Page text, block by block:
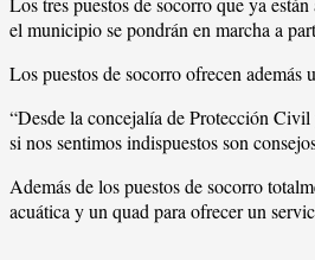
el municipio se pondrán en marcha a
Los puestos de socorro ofrecen además
“Desde la concejalía de Protección Civil
si nos sentimos indispuestos son
Además de los puestos de socorro
acuática y un quad para ofrecer un